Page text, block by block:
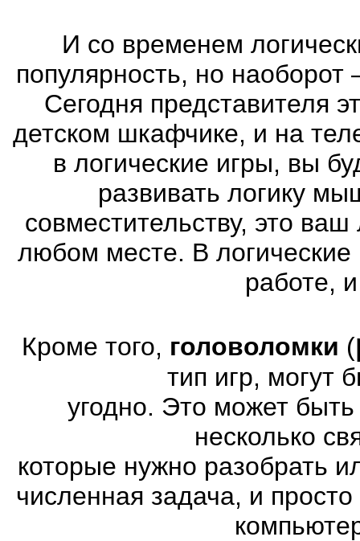
И со временем
популярность, но наоборот
Сегодня представителя
детском шкафчике, и на
в логические игры, вы
развивать логику
совместительству, это
любом месте. В
работе,
Кроме того, головоломки (
тип игр, могут
угодно. Это может
несколько
которые нужно разобрать
численная задача, и